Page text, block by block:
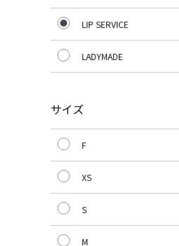
LIP SERVICE
LADYMADE
サイズ
F
XS
S
M